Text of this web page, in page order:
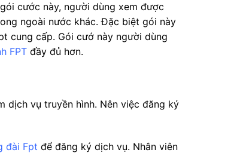
cước này, người dùng xem được
ngoài nước khác. Đặc biệt gói này
cung cấp. Gói cướ này người dùng
FPT đầy đủ hơn.
dịch vụ truyền hình. Nên việc đăng ký
đài Fpt để đăng ký dịch vụ. Nhân viên